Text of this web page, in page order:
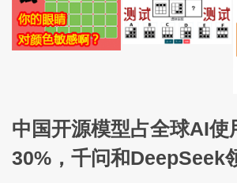
中国开源模型占全球AI使
30%，千问和DeepSeek